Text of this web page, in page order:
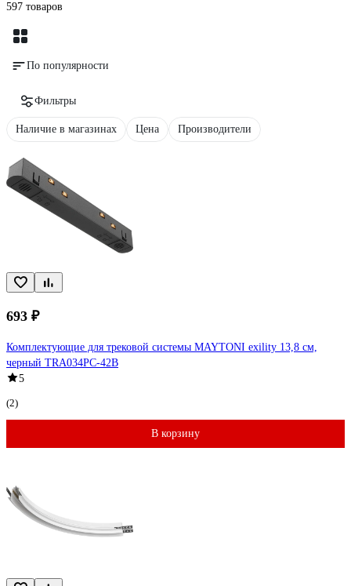
597 товаров
По популярности
Фильтры
Наличие в магазинах Цена Производители
693 ₽
Комплектующие для трековой системы MAYTONI exility 13,8 см,
черный TRA034PC-42B
5
(2)
В корзину